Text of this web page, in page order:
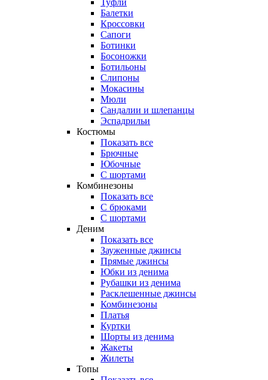
Туфли
Балетки
Кроссовки
Сапоги
Ботинки
Босоножки
Ботильоны
Слипоны
Мокасины
Мюли
Сандалии и шлепанцы
Эспадрильи
Костюмы
Показать все
Брючные
Юбочные
С шортами
Комбинезоны
Показать все
С брюками
С шортами
Деним
Показать все
Зауженные джинсы
Прямые джинсы
Юбки из денима
Рубашки из денима
Расклешенные джинсы
Комбинезоны
Платья
Куртки
Шорты из денима
Жакеты
Жилеты
Топы